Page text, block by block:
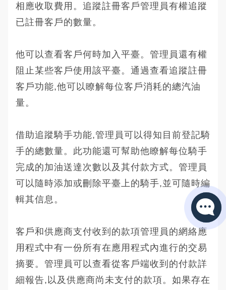
相應收取費用。追蹤註冊客戶管理員有權追蹤
已註冊客戶的數量。
他可以查看客戶何時加入平臺。管理員還有權
阻止某些客戶使用該平臺。通過查看追蹤註冊
客戶功能,他可以瞭解每位客戶消耗的總汽油
量。
借助追蹤騎手功能,管理員可以得知目前登記騎
手的總數量。此功能還可幫助他瞭解每位騎手
完成的加油送達次數以及其付款方式。管理員
可以隨時添加或刪除平臺上的騎手,並可隨時編
輯其信息。
客戶和供應商支付收到的款項管理員的網絡應
用程式中有一份所有在應用程式內進行的交易
摘要。管理員可以查看從客戶端收到的付款詳
細報告,以及供應商尚未支付的款項。如果存在